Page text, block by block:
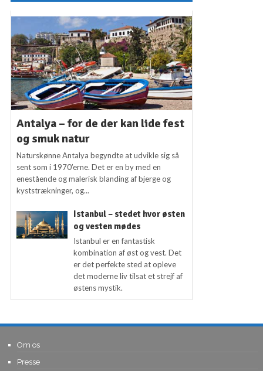
Antalya – for de der kan lide fest
og smuk natur
Naturskønne Antalya begyndte at udvikle sig så
sent som i 1970’erne. Det er en by med en
enestående og malerisk blanding af bjerge og
kyststrækninger, og...
Istanbul – stedet hvor østen
og vesten mødes
Istanbul er en fantastisk
kombination af øst og vest. Det
er det perfekte sted at opleve
det moderne liv tilsat et strejf af
østens mystik.
Om os
Presse